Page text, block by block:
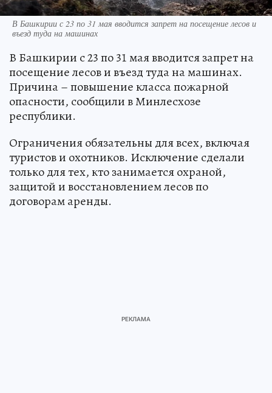
В Башкирии с 23 по 31 мая вводится запрет на посещение лесов и
въезд туда на машинах
В Башкирии с 23 по 31 мая вводится запрет на
посещение лесов и въезд туда на машинах.
Причина – повышение класса пожарной
опасности, сообщили в Минлесхозе
республики.
Ограничения обязательны для всех, включая
туристов и охотников. Исключение сделали
только для тех, кто занимается охраной,
защитой и восстановлением лесов по
договорам аренды.